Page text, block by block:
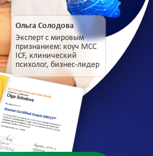
Эксперт с мировым
признанием: коуч MCC
ICF, клинический
психолог, бизнес-лидер
Ольга Солодова